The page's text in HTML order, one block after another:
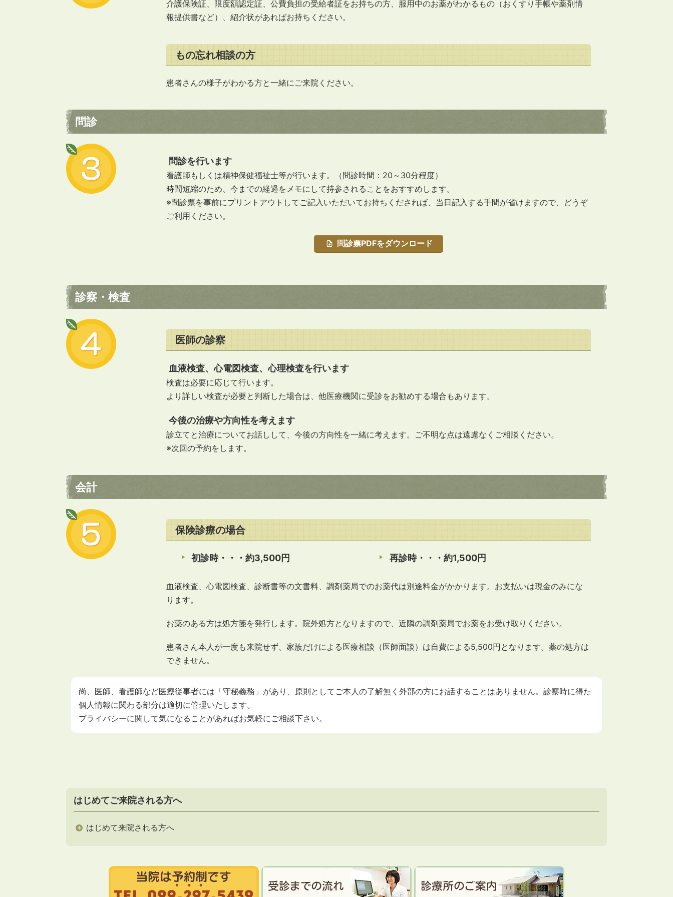
介護保険証、限度額認定証、公費負担の受給者証をお持ちの方、服用中のお薬がわかるもの（おくすり手帳や薬剤情
報提供書など）、紹介状があればお持ちください。
もの忘れ相談の方
患者さんの様子がわかる方と一緒にご来院ください。
問診
問診を行います
看護師もしくは精神保健福祉士等が行います。（問診時間：20～30分程度）
時間短縮のため、今までの経過をメモにして持参されることをおすすめします。
※問診票を事前にプリントアウトしてご記入いただいてお持ちくだされば、当日記入する手間が省けますので、どうぞ
ご利用ください。
問診票PDFをダウンロード
診察・検査
医師の診察
血液検査、心電図検査、心理検査を行います
検査は必要に応じて行います。
より詳しい検査が必要と判断した場合は、他医療機関に受診をお勧めする場合もあります。
今後の治療や方向性を考えます
診立てと治療についてお話しして、今後の方向性を一緒に考えます。ご不明な点は遠慮なくご相談ください。
※次回の予約をします。
会計
保険診療の場合
初診時・・・約3,500円 再診時・・・約1,500円
血液検査、心電図検査、診断書等の文書料、調剤薬局でのお薬代は別途料金がかかります。お支払いは現金のみにな
ります。
お薬のある方は処方箋を発行します。院外処方となりますので、近隣の調剤薬局でお薬をお受け取りください。
患者さん本人が一度も来院せず、家族だけによる医療相談（医師面談）は自費による5,500円となります。薬の処方は
できません。
尚、医師、看護師など医療従事者には「守秘義務」があり、原則としてご本人の了解無く外部の方にお話することはありません。診察時に得た
個人情報に関わる部分は適切に管理いたします。
プライバシーに関して気になることがあればお気軽にご相談下さい。
はじめてご来院される方へ
はじめて来院される方へ